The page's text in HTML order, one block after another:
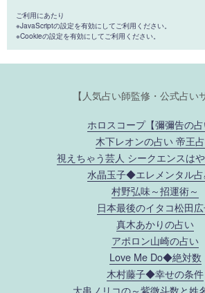
ご利用にあたり
※JavaScriptの設定を有効にしてご利用ください。
※Cookieの設定を有効にしてご利用ください。
【人気占い師監修・公式占い
ホロスコープ【彌彌告の占
木下レオンの占い 帝王
視えちゃう芸人 シークエンスは
水晶玉子◆エレメンタル
村野弘味～招運術～
日本最後のイタコ松田
真木あかりの占い
アポロン山崎の占い
Love Me Do◆絶対数
木村藤子◆幸せの条件
大串ノリコの～紫微斗数と姓